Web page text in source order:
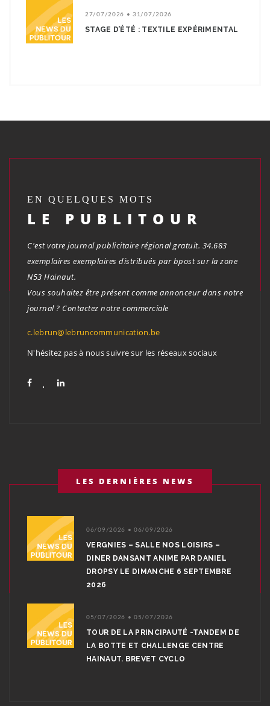
27/07/2026 • 31/07/2026
STAGE D’ÉTÉ : TEXTILE EXPÉRIMENTAL
EN QUELQUES MOTS
LE PUBLITOUR
C'est votre journal publicitaire régional gratuit. 34.683
exemplaires exemplaires distribués par bpost sur la zone
N53 Hainaut.
Vous souhaitez être présent comme annonceur dans notre
journal ? Contactez notre commerciale
c.lebrun@lebruncommunication.be
N'hésitez pas à nous suivre sur les réseaux sociaux
LES DERNIÈRES NEWS
06/09/2026 • 06/09/2026
VERGNIES – SALLE NOS LOISIRS –
DINER DANSANT ANIME PAR DANIEL
DROPSY LE DIMANCHE 6 SEPTEMBRE
2026
05/07/2026 • 05/07/2026
TOUR DE LA PRINCIPAUTÉ -TANDEM DE
LA BOTTE ET CHALLENGE CENTRE
HAINAUT. BREVET CYCLO